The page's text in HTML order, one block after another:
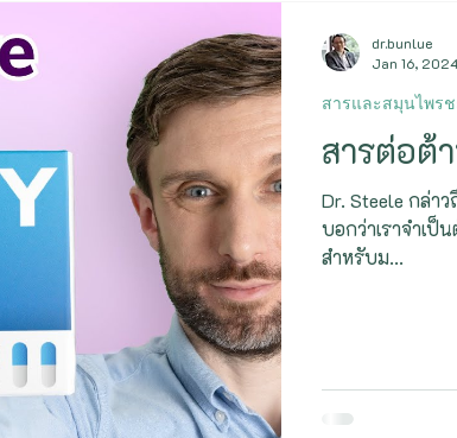
สารต่อต้
Dr. Steele กล่า
บอกว่าเราจำเป็
สำหรับม...
สารและสมุนไพร
dr.bunlue
Jan 16,